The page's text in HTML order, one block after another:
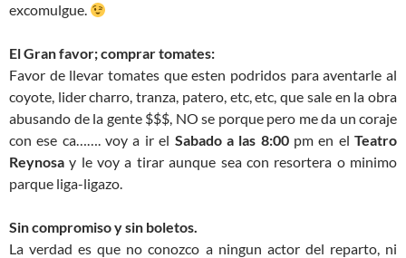
excomulgue.
El Gran favor; comprar tomates:
Favor de llevar tomates que esten podridos para aventarle al
coyote, lider charro, tranza, patero, etc, etc, que sale en la obra
abusando de la gente $$$, NO se porque pero me da un coraje
con ese ca……. voy a ir el Sabado a las 8:00pm en elTeatro
Reynosa y le voy a tirar aunque sea con resortera o minimo
parque liga-ligazo.
Sin compromiso y sin boletos.
La verdad es que no conozco a ningun actor del reparto, ni